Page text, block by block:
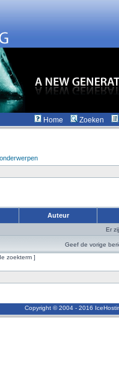
Home Zoeken
Auteur
Er
Geef de vorige
zoekterm ]
Copyright © 2004 - 2016